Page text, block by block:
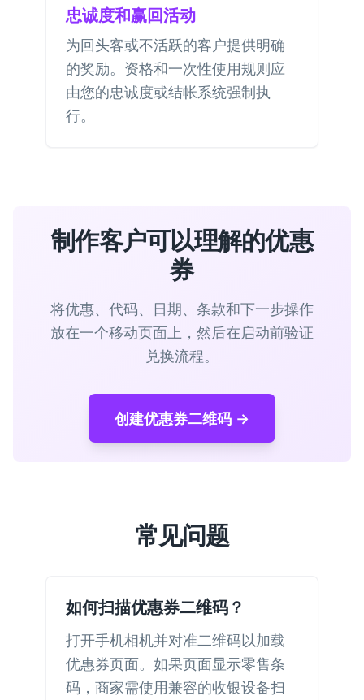
忠诚度和赢回活动
为回头客或不活跃的客户提供明确
的奖励。资格和一次性使用规则应
由您的忠诚度或结帐系统强制执
行。
制作客户可以理解的优惠
券
将优惠、代码、日期、条款和下一步操作
放在一个移动页面上，然后在启动前验证
兑换流程。
创建优惠券二维码 →
常见问题
如何扫描优惠券二维码？
打开手机相机并对准二维码以加载
优惠券页面。如果页面显示零售条
码，商家需使用兼容的收银设备扫